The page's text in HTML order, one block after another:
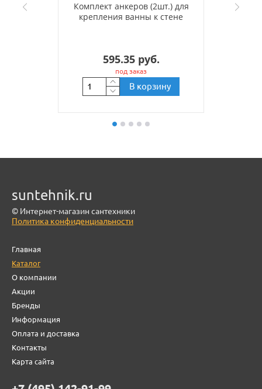
Комплект анкеров (2шт.) для
крепления ванны к стене
595.35 руб.
под заказ
В корзину
suntehnik.ru
© Интернет-магазин сантехники
Политика конфиденциальности
Главная
Каталог
О компании
Акции
Бренды
Информация
Оплата и доставка
Контакты
Карта сайта